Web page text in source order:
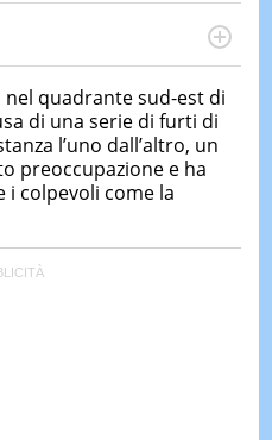
DI
IERI
e fotografa, ha
Digital & Social Media
in ottica SEO e realizza
con focus su Costume &
nel quadrante sud-est di
di una serie di furti di
l’uno dall’altro, un
preoccupazione e ha
colpevoli come la